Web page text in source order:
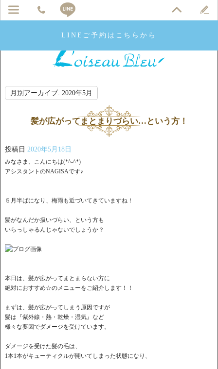
LINEご予約はこちらから
月別アーカイブ: 2020年5月
髪が広がってまとまりづらい…という方！
投稿日 2020年5月18日
みなさま、こんにちは(*^-^*)
アシスタントのNAGISAです♪
５月半ばになり、梅雨も近づいてきていますね！
髪がなんだか扱いづらい、という方も
いらっしゃるんじゃないでしょうか？
本日は、髪が広がってまとまらない方に
絶対におすすめ☆のメニューをご紹介します！！
まずは、髪が広がってしまう原因ですが
髪は『紫外線・熱・乾燥・湿気』など
様々な要因でダメージを受けています。
ダメージを受けた髪の毛は、
1本1本がキューティクルが開いてしまった状態になり、